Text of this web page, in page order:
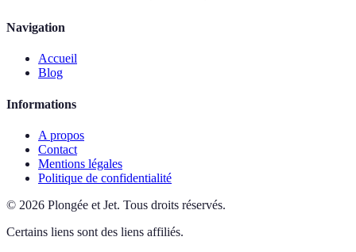
Navigation
Accueil
Blog
Informations
A propos
Contact
Mentions légales
Politique de confidentialité
© 2026 Plongée et Jet. Tous droits réservés.
Certains liens sont des liens affiliés.